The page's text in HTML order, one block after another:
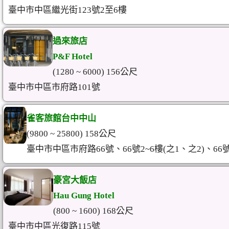
臺中市中區繼光街123號2至6樓
過來旅店
P&F Hotel
(1280 ~ 6000) 156公尺
臺中市中區市府路101號
雀客旅館台中中山
(9800 ~ 25800) 158公尺
臺中市中區市府路66號、66號2~6樓(之1、之2)、66
豪宮大飯店
Hau Gung Hotel
(800 ~ 1600) 168公尺
臺中市中區光復路115號